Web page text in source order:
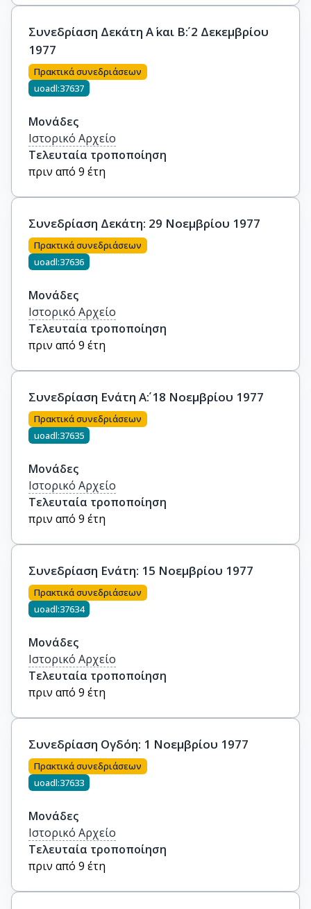
Συνεδρίαση Δεκάτη Α΄ και Β΄: 2 Δεκεμβρίου
1977
Πρακτικά συνεδριάσεων
uoadl:37637
Μονάδες
Ιστορικό Αρχείο
Τελευταία τροποποίηση
πριν από 9 έτη
Συνεδρίαση Δεκάτη: 29 Νοεμβρίου 1977
Πρακτικά συνεδριάσεων
uoadl:37636
Μονάδες
Ιστορικό Αρχείο
Τελευταία τροποποίηση
πριν από 9 έτη
Συνεδρίαση Ενάτη Α΄: 18 Νοεμβρίου 1977
Πρακτικά συνεδριάσεων
uoadl:37635
Μονάδες
Ιστορικό Αρχείο
Τελευταία τροποποίηση
πριν από 9 έτη
Συνεδρίαση Ενάτη: 15 Νοεμβρίου 1977
Πρακτικά συνεδριάσεων
uoadl:37634
Μονάδες
Ιστορικό Αρχείο
Τελευταία τροποποίηση
πριν από 9 έτη
Συνεδρίαση Ογδόη: 1 Νοεμβρίου 1977
Πρακτικά συνεδριάσεων
uoadl:37633
Μονάδες
Ιστορικό Αρχείο
Τελευταία τροποποίηση
πριν από 9 έτη